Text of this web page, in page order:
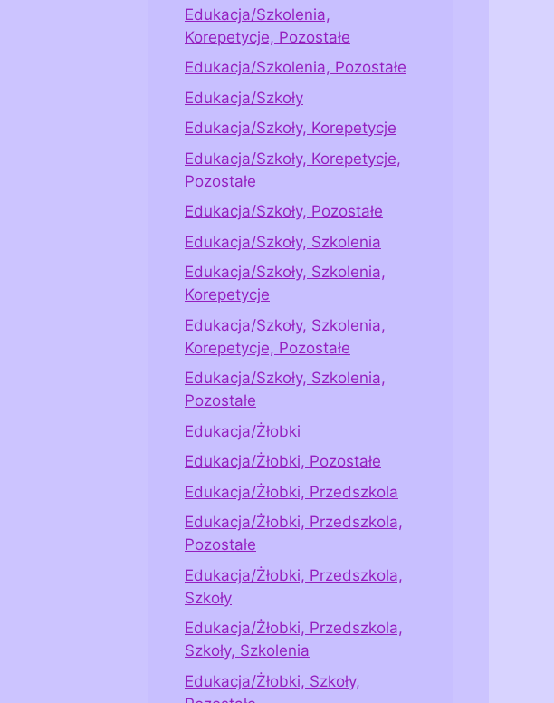
Edukacja/Szkolenia,
Korepetycje, Pozostałe
Edukacja/Szkolenia, Pozostałe
Edukacja/Szkoły
Edukacja/Szkoły, Korepetycje
Edukacja/Szkoły, Korepetycje,
Pozostałe
Edukacja/Szkoły, Pozostałe
Edukacja/Szkoły, Szkolenia
Edukacja/Szkoły, Szkolenia,
Korepetycje
Edukacja/Szkoły, Szkolenia,
Korepetycje, Pozostałe
Edukacja/Szkoły, Szkolenia,
Pozostałe
Edukacja/Żłobki
Edukacja/Żłobki, Pozostałe
Edukacja/Żłobki, Przedszkola
Edukacja/Żłobki, Przedszkola,
Pozostałe
Edukacja/Żłobki, Przedszkola,
Szkoły
Edukacja/Żłobki, Przedszkola,
Szkoły, Szkolenia
Edukacja/Żłobki, Szkoły,